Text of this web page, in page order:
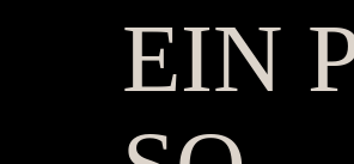
EIN